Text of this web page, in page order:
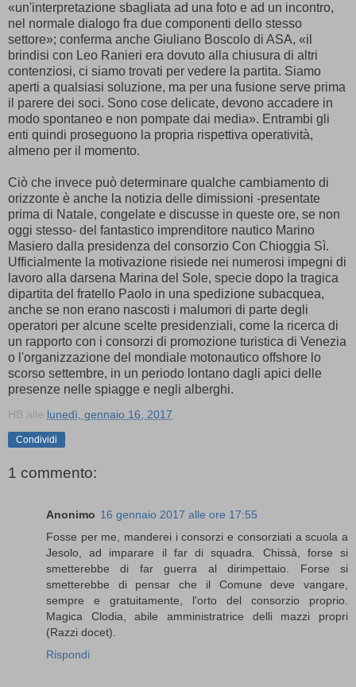
«un'interpretazione sbagliata ad una foto e ad un incontro,
nel normale dialogo fra due componenti dello stesso
settore»; conferma anche Giuliano Boscolo di ASA, «il
brindisi con Leo Ranieri era dovuto alla chiusura di altri
contenziosi, ci siamo trovati per vedere la partita. Siamo
aperti a qualsiasi soluzione, ma per una fusione serve prima
il parere dei soci. Sono cose delicate, devono accadere in
modo spontaneo e non pompate dai media». Entrambi gli
enti quindi proseguono la propria rispettiva operatività,
almeno per il momento.
Ciò che invece può determinare qualche cambiamento di
orizzonte è anche la notizia delle dimissioni -presentate
prima di Natale, congelate e discusse in queste ore, se non
oggi stesso- del fantastico imprenditore nautico Marino
Masiero dalla presidenza del consorzio Con Chioggia Sì.
Ufficialmente la motivazione risiede nei numerosi impegni di
lavoro alla darsena Marina del Sole, specie dopo la tragica
dipartita del fratello Paolo in una spedizione subacquea,
anche se non erano nascosti i malumori di parte degli
operatori per alcune scelte presidenziali, come la ricerca di
un rapporto con i consorzi di promozione turistica di Venezia
o l'organizzazione del mondiale motonautico offshore lo
scorso settembre, in un periodo lontano dagli apici delle
presenze nelle spiagge e negli alberghi.
HB alle lunedì, gennaio 16, 2017
Condividi
1 commento:
Anonimo 16 gennaio 2017 alle ore 17:55
Fosse per me, manderei i consorzi e consorziati a scuola a
Jesolo, ad imparare il far di squadra. Chissà, forse si
smetterebbe di far guerra al dirimpettaio. Forse si
smetterebbe di pensar che il Comune deve vangare,
sempre e gratuitamente, l'orto del consorzio proprio.
Magica Clodia, abile amministratrice delli mazzi propri
(Razzi docet).
Rispondi